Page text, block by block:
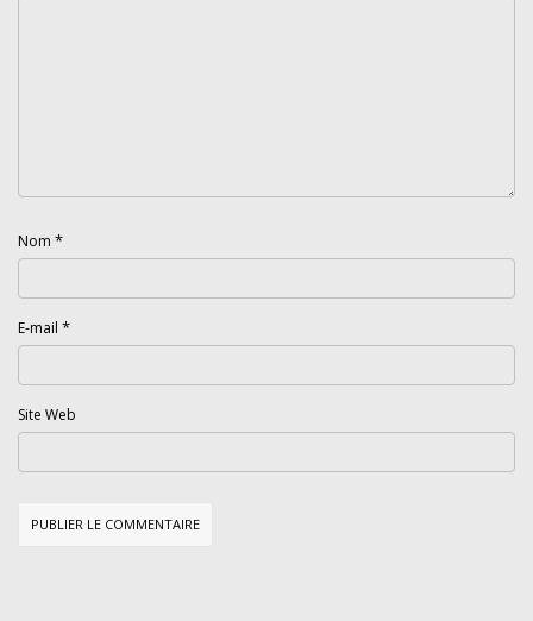
Nom *
E-mail *
Site Web